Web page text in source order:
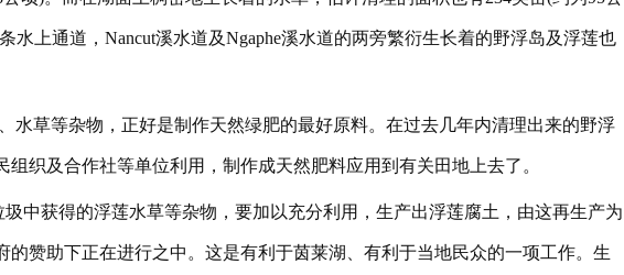
水上通道，Nancut溪水道及Ngaphe溪水道的两旁繁衍生长着的野浮岛及浮莲也
水草等杂物，正好是制作天然绿肥的最好原料。在过去几年内清理出来的野浮
组织及合作社等单位利用，制作成天然肥料应用到有关田地上去了。
圾中获得的浮莲水草等杂物，要加以充分利用，生产出浮莲腐土，由这再生产为
的赞助下正在进行之中。这是有利于茵莱湖、有利于当地民众的一项工作。生